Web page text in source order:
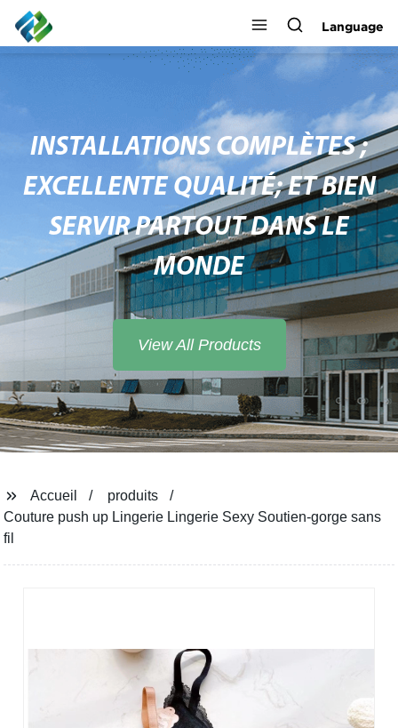
Language
INSTALLATIONS COMPLÈTES ;
EXCELLENTE QUALITÉ; ET BIEN
SERVIR PARTOUT DANS LE
MONDE
View All Products
Accueil
produits
Couture push up Lingerie Lingerie Sexy Soutien-gorge sans
fil